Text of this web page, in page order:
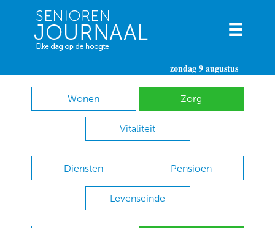
zondag 9 augustus
Wonen Zorg
Vitaliteit
Diensten Pensioen
Levenseinde